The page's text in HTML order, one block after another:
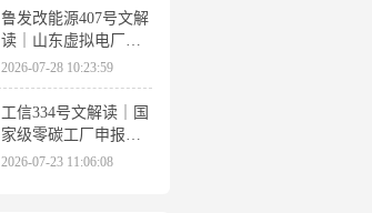
鲁发改能源407号文解
读｜山东虚拟电厂管
理办法全文 分布式光
伏打包入市规则详解
2026-07-28 10:23:59
工信334号文解读｜国
家级零碳工厂申报条
件、三大硬性指标、
2026-07-23 11:06:08